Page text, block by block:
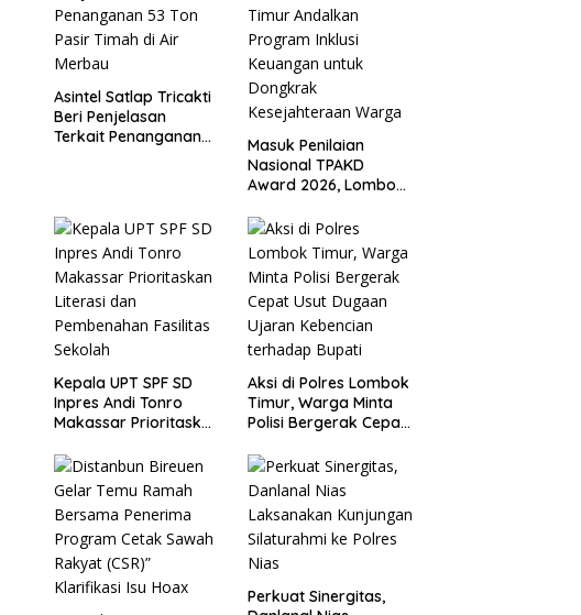
Asintel Satlap Tricakti
Beri Penjelasan
Terkait Penanganan
Masuk Penilaian
Nasional TPAKD
Award 2026, Lombok
Program Inklusi
Keuangan untuk
Dongkrak
Kesejahteraan Warga
Kepala UPT SPF SD
Inpres Andi Tonro
Makassar Prioritaskan
Pembenahan Fasilitas
Sekolah
Aksi di Polres Lombok
Timur, Warga Minta
Polisi Bergerak Cepat
Kebencian terhadap
Bupati
Perkuat Sinergitas,